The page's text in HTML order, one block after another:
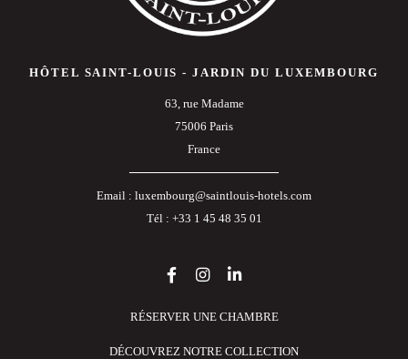
HÔTEL SAINT-LOUIS - JARDIN DU LUXEMBOURG
63, rue Madame
75006 Paris
France
Email : luxembourg@saintlouis-hotels.com
Tél : +33 1 45 48 35 01
RÉSERVER UNE CHAMBRE
DÉCOUVREZ NOTRE COLLECTION